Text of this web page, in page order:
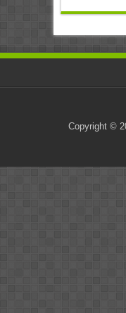
Copyright ©